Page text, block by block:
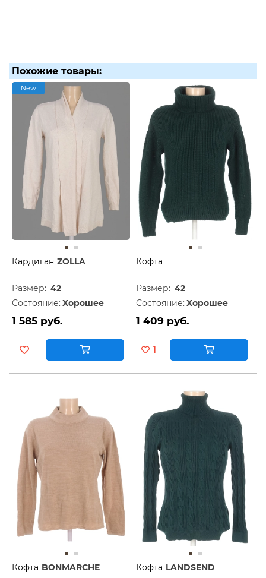
Похожие товары:
New
Кардиган ZOLLA
Размер: 42
Состояние: Хорошее
1 585 руб.
Кофта
Размер: 42
Состояние: Хорошее
1 409 руб.
1
Кофта BONMARCHE Кофта LANDS`END